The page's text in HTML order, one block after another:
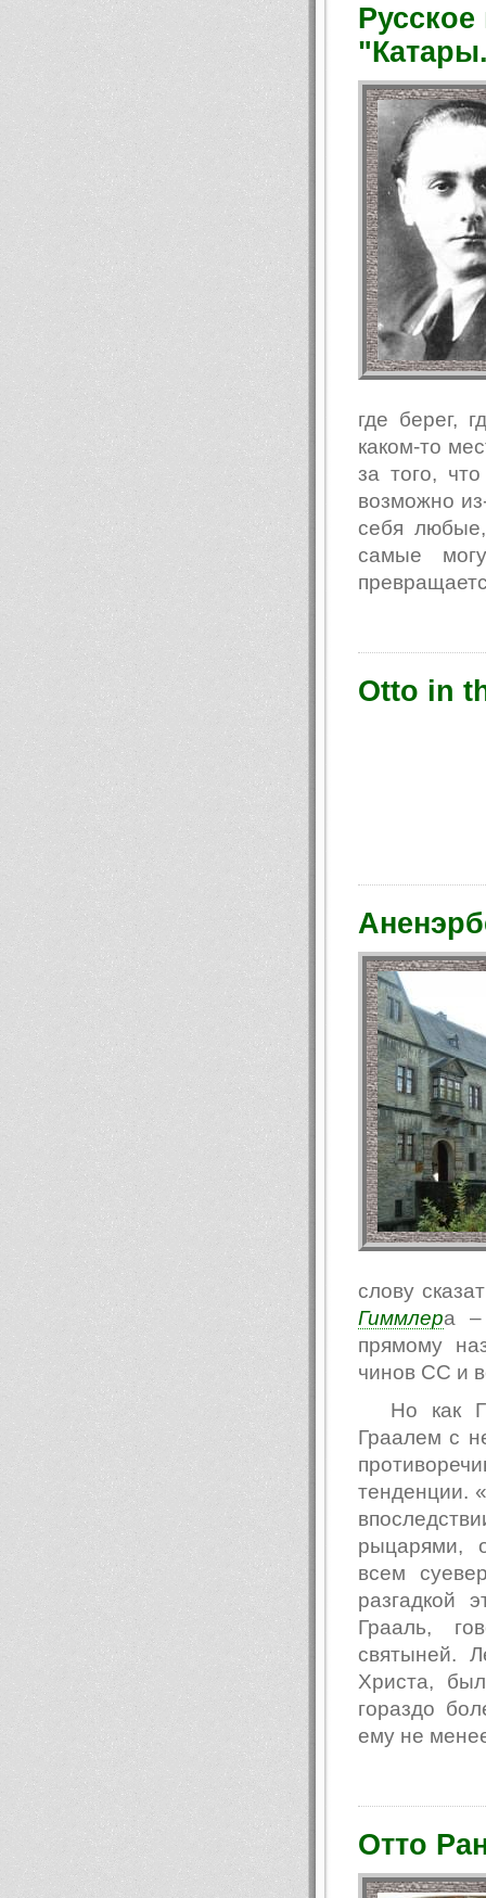
где берег,
каком-то
за того,
возможно
себя
самые
Otto in
слову
Гиммлера –
прямому
чинов СС и
Но как
Граалем с
тенденции.
рыцарями,
всем
разгадкой
Грааль,
святыней.
Христа,
гораздо
ему не
Отто